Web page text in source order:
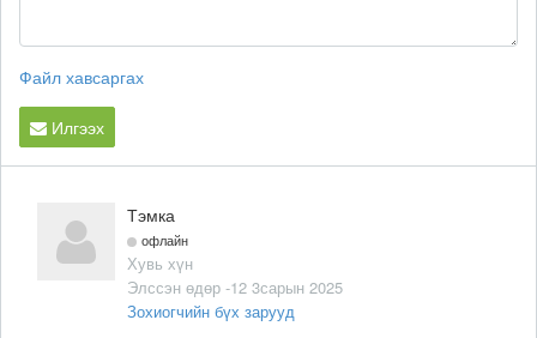
Файл хавсаргах
Илгээх
Тэмка
офлайн
Хувь хүн
Элссэн өдөр -12 3сарын 2025
Зохиогчийн бүх зарууд